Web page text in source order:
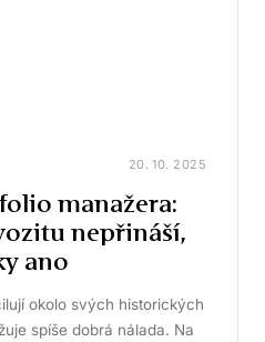
20. 10. 2025
manažera:
nepřináší,
ano
okolo svých historických
spíše dobrá nálada. Na